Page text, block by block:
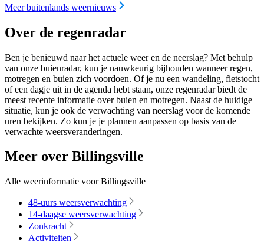
Meer buitenlands weernieuws
Over de regenradar
Ben je benieuwd naar het actuele weer en de neerslag? Met behulp
van onze buienradar, kun je nauwkeurig bijhouden wanneer regen,
motregen en buien zich voordoen. Of je nu een wandeling, fietstocht
of een dagje uit in de agenda hebt staan, onze regenradar biedt de
meest recente informatie over buien en motregen. Naast de huidige
situatie, kun je ook de verwachting van neerslag voor de komende
uren bekijken. Zo kun je je plannen aanpassen op basis van de
verwachte weersveranderingen.
Meer over Billingsville
Alle weerinformatie voor Billingsville
48-uurs weersverwachting
14-daagse weersverwachting
Zonkracht
Activiteiten